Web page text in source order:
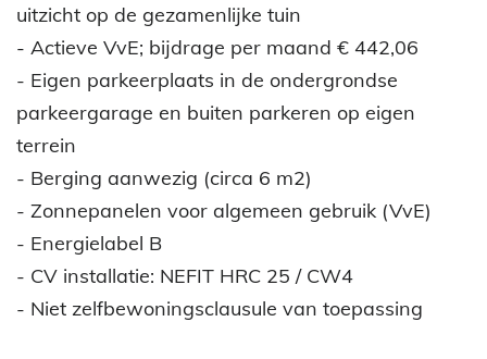
uitzicht op de gezamenlijke tuin
- Actieve VvE; bijdrage per maand € 442,06
- Eigen parkeerplaats in de ondergrondse
parkeergarage en buiten parkeren op eigen
terrein
- Berging aanwezig (circa 6 m2)
- Zonnepanelen voor algemeen gebruik (VvE)
- Energielabel B
- CV installatie: NEFIT HRC 25 / CW4
- Niet zelfbewoningsclausule van toepassing